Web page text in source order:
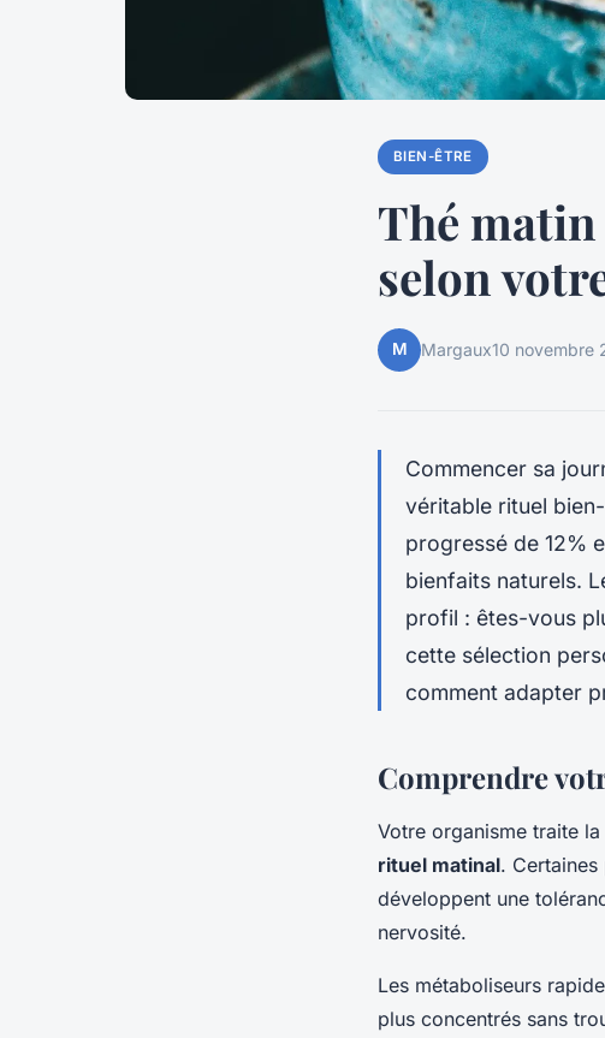
BIEN-ÊTRE
Thé
selon
M Margaux10 novembre
Commencer sa
véritable rituel
progressé de 12%
bienfaits naturels.
profil : êtes-vous
cette sélection
comment adapter
Comprendre
Votre organisme traite
rituel matinal.
développent une
nervosité.
Les métaboliseurs
plus concentrés sans